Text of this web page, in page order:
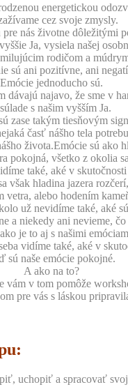
energetickou
cez svoje zmysly.
nás životne dôležitými
Ja, vysiela našej
rodičom a
sú ani pozitívne, ani
Emócie jednoducho sú.
dávajú najavo, že sme v
s našim vyšším Ja.
zase takým tiesňovým
časť nášho tela
života.Emócie sú ako
pokojná, všetko z okolia
také, aké v skutočnosti
však hladina jazera rozčerí,
alebo hodením
už nevidíme také, aké
a niekedy ani nevieme,
je to aj s našimi
vidíme také, aké v
sú naše emócie pokojné.
A ako na to?
vám v tom pomôže
pre vás s láskou
uchopiť a spracovať